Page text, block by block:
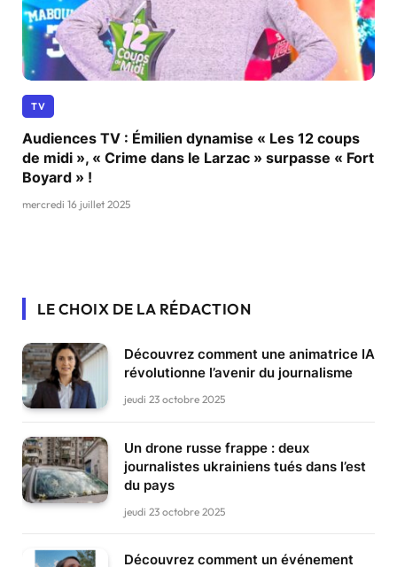
TV
Audiences TV : Émilien dynamise « Les 12 coups
de midi », « Crime dans le Larzac » surpasse « Fort
Boyard » !
mercredi 16 juillet 2025
LE CHOIX DE LA RÉDACTION
Découvrez comment une animatrice IA
révolutionne l’avenir du journalisme
jeudi 23 octobre 2025
Un drone russe frappe : deux
journalistes ukrainiens tués dans l’est
du pays
jeudi 23 octobre 2025
Découvrez comment un événement